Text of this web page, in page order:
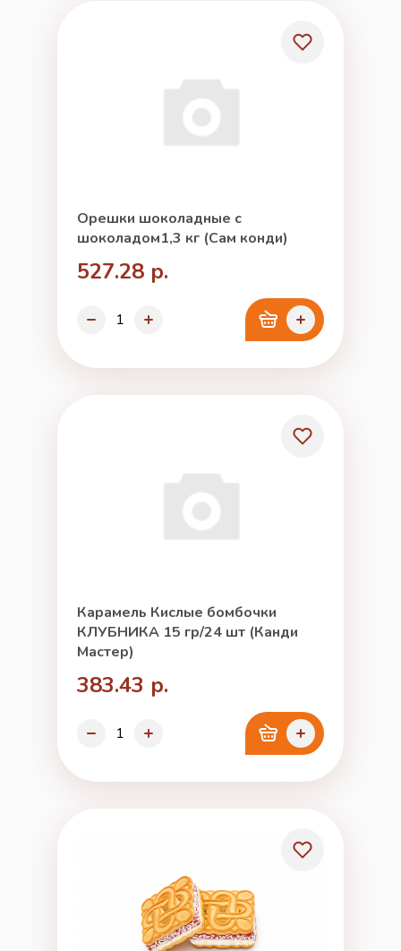
Орешки шоколадные с
шоколадом1,3 кг (Сам конди)
527.28 р.
Карамель Кислые бомбочки
КЛУБНИКА 15 гр/24 шт (Канди
Мастер)
383.43 р.